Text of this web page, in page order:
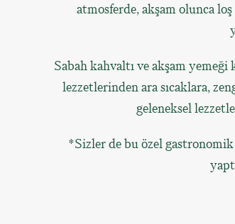
atmosferde, akşam olunca
Sabah kahvaltı ve akşam
lezzetlerinden ara sıcaklara,
geleneksel
*Sizler de bu özel